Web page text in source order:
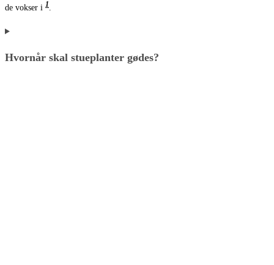
de vokser i 1
Hvornår skal stueplanter gødes?